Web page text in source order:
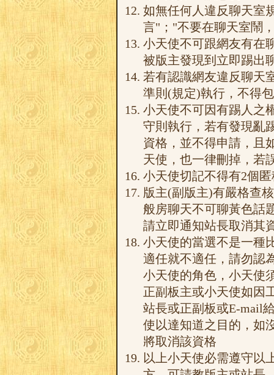
如無任何人違反聊天室
言"；"不要在聊天室鬧
小天使不可跟網友有在
被版主發現到立即踢出
若有認識網友違反聊天
準則(規定)執行，不得
小天使不可因有踢人之
守則執行，若有發現亂
資格，並不得申請，且
天使，也一律刪掉，若
小天使切記不得有2個
版主(副版主)有嚴格查
般房聊天不可聊黃色話
請立即通知站長取消其
小天使的當選不是一種
適任就不適任，請勿認
小天使的角色，小天使
正副板主或小天使如因
站長或正副板或E-mail
使以達知道之目的，如
將取消該資格
以上小天使必需遵守以